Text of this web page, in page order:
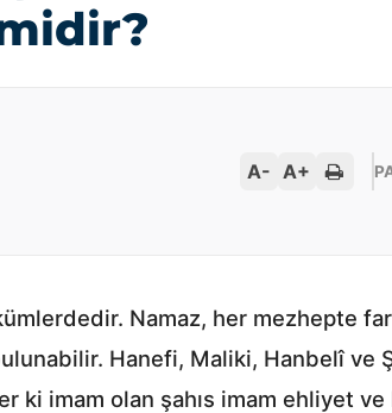
A- A+
Namaz, her mezhepte
Hanefi, Maliki, Hanbelî ve
imam olan şahıs imam ehliyet